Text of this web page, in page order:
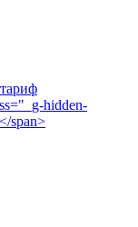
hidden-
span>